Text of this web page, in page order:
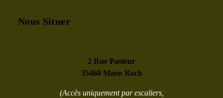
Nous Situer
2 Rue Pasteur
35460 Maen Roch
(Accès uniquement par escaliers,